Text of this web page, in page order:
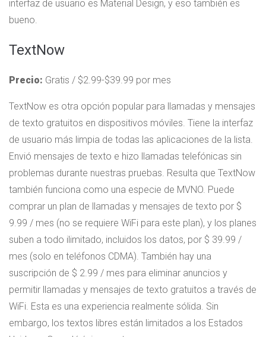
interfaz de usuario es Material Design, y eso también es
bueno.
TextNow
Precio: Gratis / $2.99-$39.99 por mes
TextNow es otra opción popular para llamadas y mensajes
de texto gratuitos en dispositivos móviles. Tiene la interfaz
de usuario más limpia de todas las aplicaciones de la lista.
Envió mensajes de texto e hizo llamadas telefónicas sin
problemas durante nuestras pruebas. Resulta que TextNow
también funciona como una especie de MVNO. Puede
comprar un plan de llamadas y mensajes de texto por $
9.99 / mes (no se requiere WiFi para este plan), y los planes
suben a todo ilimitado, incluidos los datos, por $ 39.99 /
mes (solo en teléfonos CDMA). También hay una
suscripción de $ 2.99 / mes para eliminar anuncios y
permitir llamadas y mensajes de texto gratuitos a través de
WiFi. Esta es una experiencia realmente sólida. Sin
embargo, los textos libres están limitados a los Estados